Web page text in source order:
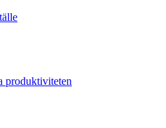
produktiviteten